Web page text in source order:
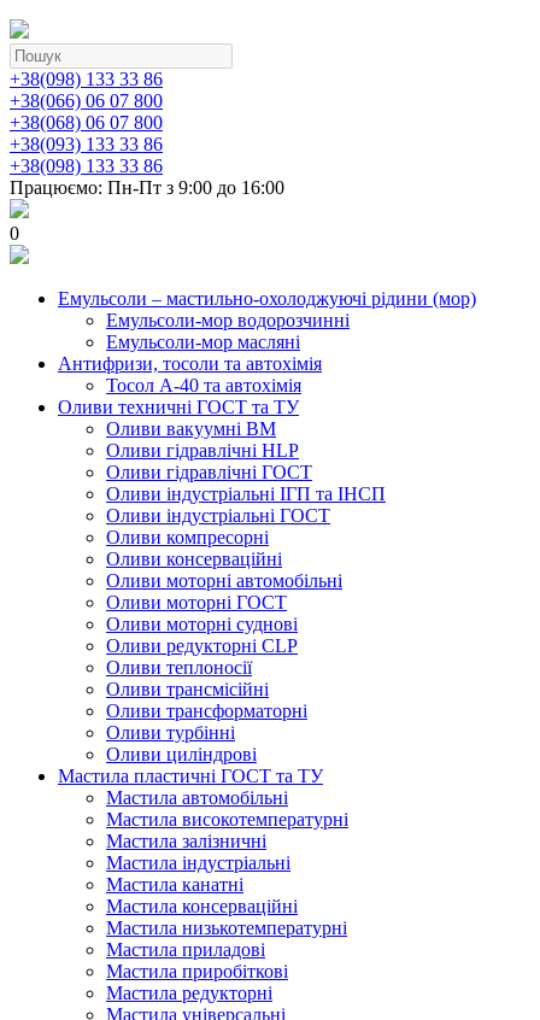
+38(098) 133 33 86
+38(066) 06 07 800
+38(068) 06 07 800
+38(093) 133 33 86
+38(098) 133 33 86
Працюємо: Пн-Пт з 9:00 до 16:00
0
Емульсоли – мастильно-охолоджуючі рідини (мор)
Емульсоли-мор водорозчинні
Емульсоли-мор масляні
Антифризи, тосоли та автохімія
Тосол А-40 та автохімія
Оливи техничні ГОСТ та ТУ
Оливи вакуумні ВМ
Оливи гідравлічні HLP
Оливи гідравлічні ГОСТ
Оливи індустріальні ІГП та ІНСП
Оливи індустріальні ГОСТ
Оливи компресорні
Оливи консерваційні
Оливи моторні автомобільні
Оливи моторні ГОСТ
Оливи моторні суднові
Оливи редукторні CLP
Оливи теплоносії
Оливи трансмісійні
Оливи трансформаторні
Оливи турбінні
Оливи циліндрові
Мастила пластичні ГОСТ та ТУ
Мастила автомобільні
Мастила високотемпературні
Мастила залізничні
Мастила індустріальні
Мастила канатні
Мастила консерваційні
Мастила низькотемпературні
Мастила приладові
Мастила приробіткові
Мастила редукторні
Мастила універсальні